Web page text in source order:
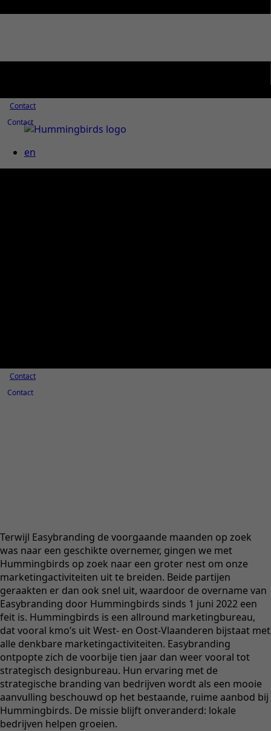
Contact
Contact
en
Contact
Contact
Terwijl Easybranding de voorgaande maanden op zoek
was naar een geschikte overnemer, gingen we met
Hummingbirds op zoek naar een groter nest om onze
marketingactiviteiten uit te breiden. Beide partijen
geraakten er dan ook snel uit, waardoor de overname van
Easybranding door Hummingbirds sinds 1 juni 2022 een
feit is. Hummingbirds is een allround marketingbureau,
dat vooral kmo’s uit West- en Oost-Vlaanderen bijstaat met
alle denkbare marketingactiviteiten. Easybranding
ontpopte zich de voorbije tien jaar dan weer vooral tot
strategisch designbureau. Hun ervaring met de
strategische branding van bedrijven wordt als een mooie
aanvulling beschouwd op het bestaande, ruime aanbod bij
Hummingbirds. De missie blijft onveranderd: lokale
bedrijven helpen groeien.